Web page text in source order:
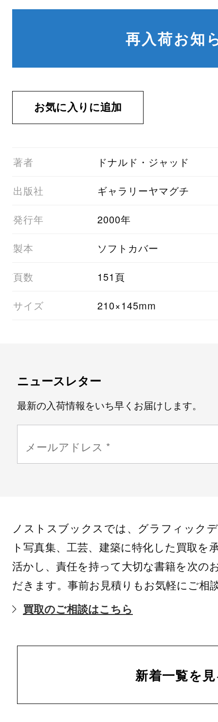
再入荷お知
01著者 ドナルド・ジャッド
03出版社 ギャラリーヤマグチ
05発行年 2000年
06製本 ソフトカバー
07頁数 151頁
08サイズ 210×145mm
ニュースレター
最新の入荷情報をいち早くお届けします。
ノストスブックスでは、グラフィック
ト写真集、工芸、建築に特化した買取を
活かし、責任を持って大切な書籍を次の
だきます。事前お見積りもお気軽にご相
買取のご相談はこちら
新着一覧を